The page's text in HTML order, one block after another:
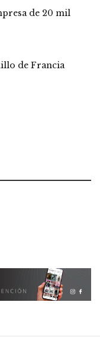
de 20 mil
de Francia